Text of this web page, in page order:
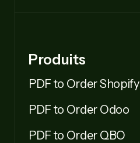
Produits
PDF to Order Shopify
PDF to Order Odoo
PDF to Order QBO